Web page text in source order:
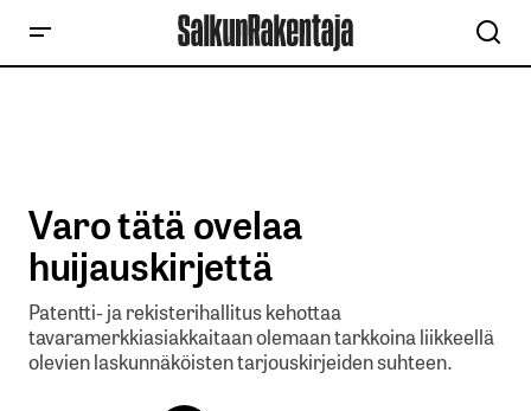
Varo tätä ovelaa
huijauskirjettä
Patentti- ja rekisterihallitus kehottaa
tavaramerkkiasiakkaitaan olemaan tarkkoina liikkeellä
olevien laskunnäköisten tarjouskirjeiden suhteen.